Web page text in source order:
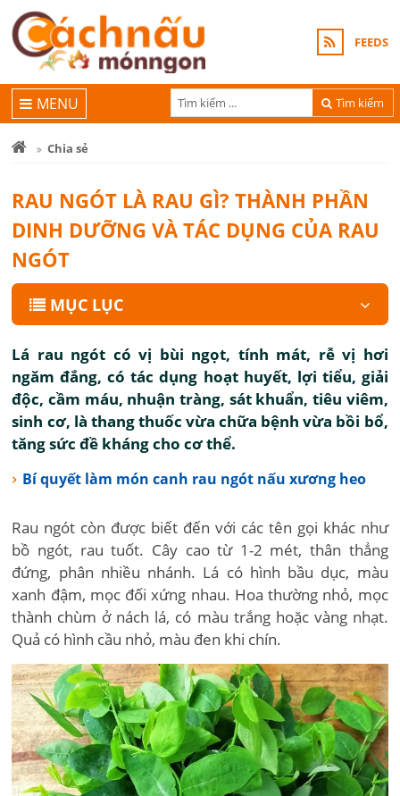
FEEDS
Tìm kiếm
MENU
Chia sẻ
RAU NGÓT LÀ RAU GÌ? THÀNH PHẦN
DINH DƯỠNG VÀ TÁC DỤNG CỦA RAU
NGÓT
MỤC LỤC
Lá rau ngót có vị bùi ngọt, tính mát, rễ vị hơi
ngăm đắng, có tác dụng hoạt huyết, lợi tiểu, giải
độc, cầm máu, nhuận tràng, sát khuẩn, tiêu viêm,
sinh cơ, là thang thuốc vừa chữa bệnh vừa bồi bổ,
tăng sức đề kháng cho cơ thể.
Bí quyết làm món canh rau ngót nấu xương heo
Rau ngót còn được biết đến với các tên gọi khác như
bồ ngót, rau tuốt. Cây cao từ 1-2 mét, thân thẳng
đứng, phân nhiều nhánh. Lá có hình bầu dục, màu
xanh đậm, mọc đối xứng nhau. Hoa thường nhỏ, mọc
thành chùm ở nách lá, có màu trắng hoặc vàng nhạt.
Quả có hình cầu nhỏ, màu đen khi chín.